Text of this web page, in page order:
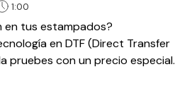
1:00
en tus estampados?
en DTF (Direct Transfer
pruebes con un precio especial.